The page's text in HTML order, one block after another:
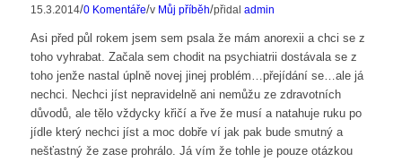
15.3.2014/0 Komentáře/v Můj příběh/přidal admin
Asi před půl rokem jsem sem psala že mám anorexii a chci se z
toho vyhrabat. Začala sem chodit na psychiatrii dostávala se z
toho jenže nastal úplně novej jinej problém…přejídání se…ale já
nechci. Nechci jíst nepravidelně ani nemůžu ze zdravotních
důvodů, ale tělo vždycky křičí a řve že musí a natahuje ruku po
jídle který nechci jíst a moc dobře ví jak pak bude smutný a
nešťastný že zase prohrálo. Já vím že tohle je pouze otázkou